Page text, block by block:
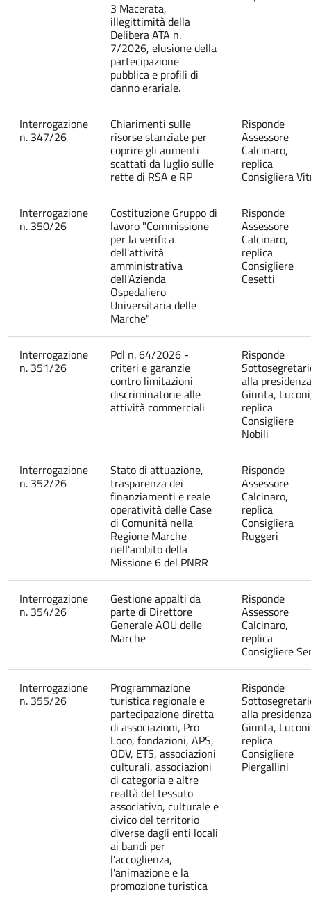
3 Macerata,
illegittimità della
Delibera ATA n.
7/2026, elusione della
partecipazione
pubblica e profili di
danno erariale.
Interrogazione
n. 347/26
Chiarimenti sulle
risorse stanziate per
coprire gli aumenti
scattati da luglio sulle
rette di RSA e RP
Risponde
Assessore
Calcinaro,
replica
Consigliera
Interrogazione
n. 350/26
Costituzione Gruppo di
lavoro "Commissione
per la verifica
dell'attività
amministrativa
dell'Azienda
Ospedaliero
Universitaria delle
Marche"
Risponde
Assessore
Calcinaro,
replica
Consigliere
Cesetti
Interrogazione
n. 351/26
Pdl n. 64/2026 -
criteri e garanzie
contro limitazioni
discriminatorie alle
attività commerciali
Risponde
alla presidenza
Giunta,
replica
Consigliere
Nobili
Interrogazione
n. 352/26
Stato di attuazione,
trasparenza dei
finanziamenti e reale
operatività delle Case
di Comunità nella
Regione Marche
nell'ambito della
Missione 6 del PNRR
Risponde
Assessore
Calcinaro,
replica
Consigliera
Ruggeri
Interrogazione
n. 354/26
Gestione appalti da
parte di Direttore
Generale AOU delle
Marche
Risponde
Assessore
Calcinaro,
replica
Consigliere
Interrogazione
n. 355/26
Programmazione
turistica regionale e
partecipazione diretta
di associazioni, Pro
Loco, fondazioni, APS,
ODV, ETS, associazioni
culturali, associazioni
di categoria e altre
realtà del tessuto
associativo, culturale e
civico del territorio
diverse dagli enti locali
ai bandi per
l'accoglienza,
l'animazione e la
promozione turistica
Risponde
alla presidenza
Giunta, Luconi
replica
Consigliere
Piergallini